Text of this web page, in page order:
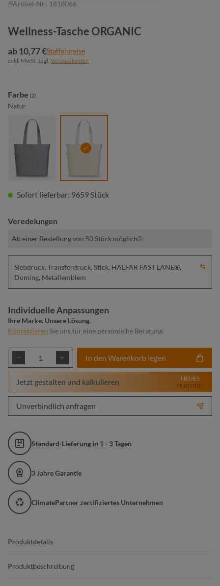
Artikel-Nr.: 1818066
Wellness-Tasche ORGANIC
ab 10,77 €Staffelpreise
exkl. MwSt. zzgl. Versandkosten
Farbe auswählen
(2)
Natur
mittelgrau natur
Sofort lieferbar: 9659 Stück
Veredelungen
Ab einer Bestellung von 50 Stück möglich
Siebdruck, Transferdruck, Stick, HALFAR FAST LANE®,
Doming, Metallemblem
Individuelle Anpassungen
Ihre Marke. Unsere Lösung.
Kontaktieren Sie uns für eine persönliche Beratung.
Produkt Anzahl: Gib den gewünschten
In den Warenkorb legen
Jetzt gestalten und kalkulieren
NEUES
FEATURE!
Unverbindlich anfragen
Standard-Lieferung in 1 - 3 Tagen
3 Jahre Garantie
ClimatePartner zertifiziertes Unternehmen
Produktdetails
Produktbeschreibung